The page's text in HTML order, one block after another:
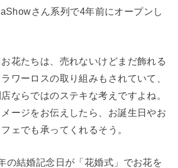
さん系列で4年前にオープンし
花たちは、売れないけどまだ飾れる
ワーロスの取り組みもされていて、
ならではのステキな考えですよね。
ージをお伝えしたら、お誕生日やお
ェでも承ってくれるそう。
の結婚記念日が「花婚式」でお花を